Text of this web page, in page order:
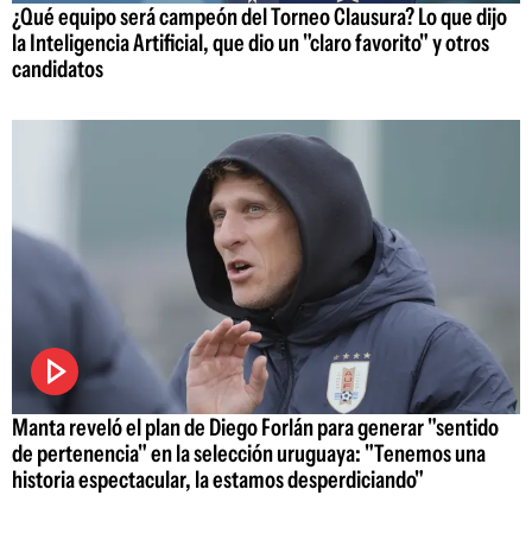
¿Qué equipo será campeón del Torneo Clausura? Lo que dijo
la Inteligencia Artificial, que dio un "claro favorito" y otros
candidatos
Manta reveló el plan de Diego Forlán para generar "sentido
de pertenencia" en la selección uruguaya: "Tenemos una
historia espectacular, la estamos desperdiciando"